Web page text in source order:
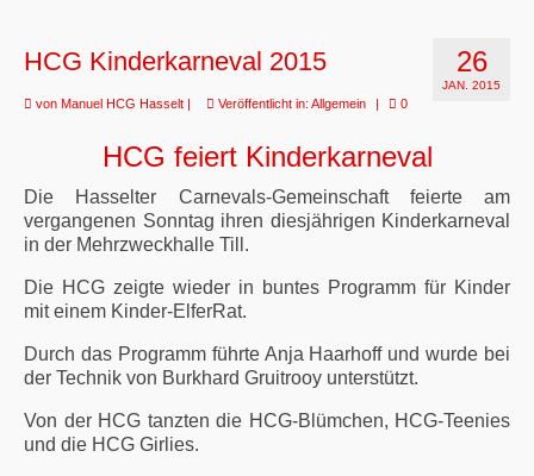
26
JAN. 2015
HCG Kinderkarneval 2015
von Manuel HCG Hasselt | Veröffentlicht in: Allgemein | 0
HCG feiert Kinderkarneval
Die Hasselter Carnevals-Gemeinschaft feierte am
vergangenen Sonntag ihren diesjährigen Kinderkarneval
in der Mehrzweckhalle Till.
Die HCG zeigte wieder in buntes Programm für Kinder
mit einem Kinder-ElferRat.
Durch das Programm führte Anja Haarhoff und wurde bei
der Technik von Burkhard Gruitrooy unterstützt.
Von der HCG tanzten die HCG-Blümchen, HCG-Teenies
und die HCG Girlies.